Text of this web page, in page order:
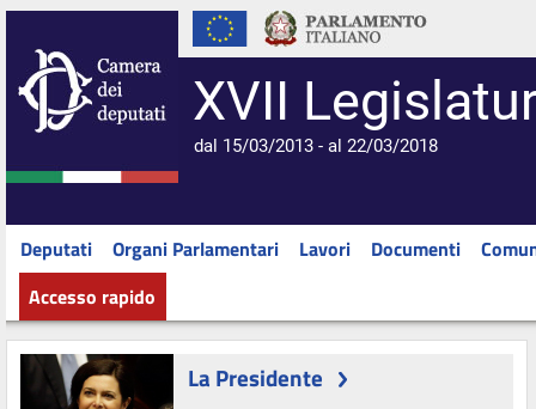
XVII
dal 15/03/2013 - al 22/03/2018
Deputati Organi Parlamentari Lavori Documenti
Accesso rapido
La Presidente